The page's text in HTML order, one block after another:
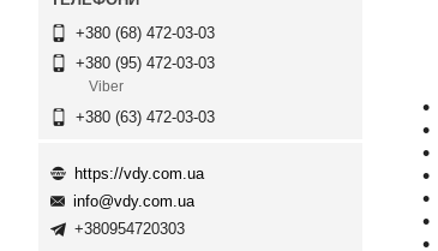
+380 (68) 472-03-03
+380 (95) 472-03-03
Viber
+380 (63) 472-03-03
https://vdy.com.ua
info@vdy.com.ua
+380954720303